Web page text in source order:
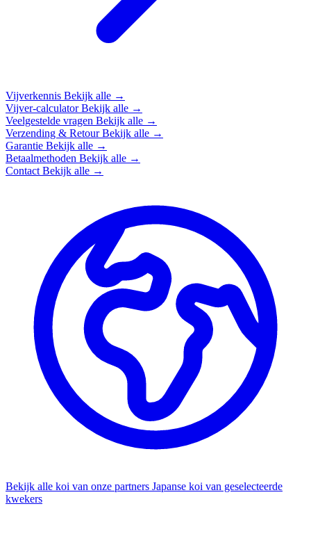
Vijverkennis Bekijk alle →
Vijver-calculatorBekijk alle →
Veelgestelde vragen Bekijk alle →
Verzending & RetourBekijk alle →
Garantie Bekijk alle →
Betaalmethoden Bekijk alle →
Contact Bekijk alle →
Bekijk alle koi van onze partners Japanse koi van geselecteerde
kwekers